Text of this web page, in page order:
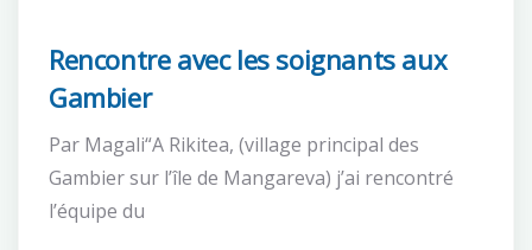
Rencontre avec les soignants aux
Gambier
Par Magali“A Rikitea, (village principal des
Gambier sur l’île de Mangareva) j’ai rencontré
l’équipe du